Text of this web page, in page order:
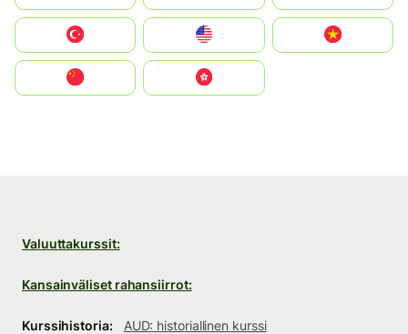
United States
中國香港特別行政區
Valuuttakurssit:
Kansainväliset rahansiirrot:
Kurssihistoria:
AUD: historiallinen kurssi